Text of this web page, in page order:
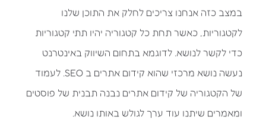
במצב כזה אנחנו צריכים לחלק את התוכן שלנו
לקטגוריות, כאשר תחת כל קטגוריה יהיו תתי קטגוריות
כדי לקשר לנושא. לדוגמא בתחום השיווק באינטרנט
נעשה נושא מרכזי שהוא קידום אתרים ב SEO. לעמוד
של הקטגוריה של קידום אתרים נבנה תבנית של פוסטים
ומאמרים שיתנו עוד ערך לגולש באותו נושא.